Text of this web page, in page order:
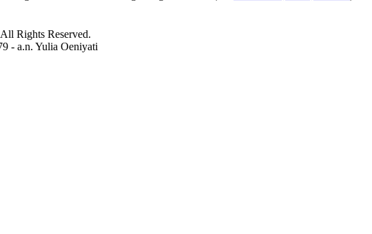
Rights Reserved.
- a.n. Yulia Oeniyati